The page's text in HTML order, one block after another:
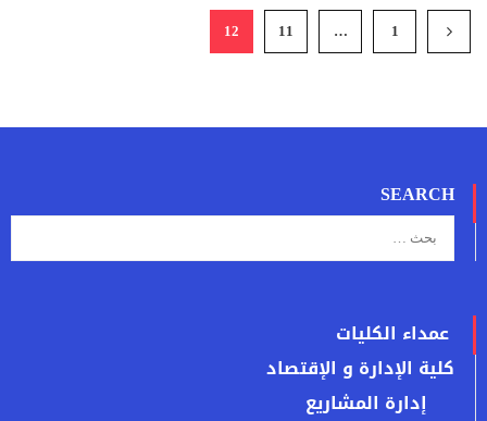
1
…
11
12
SEARCH
عمداء الكليات
كلية الإدارة و الإقتصاد
إدارة المشاريع